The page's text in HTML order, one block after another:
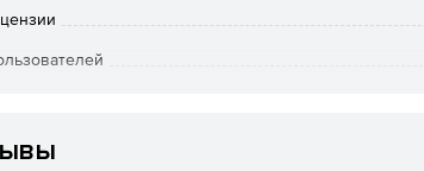
ИТ, так и для пользователей.